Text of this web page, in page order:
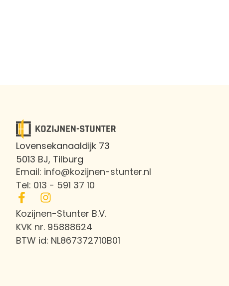
Lovensekanaaldijk 73
5013 BJ, Tilburg
Email: info@kozijnen-stunter.nl
Tel: 013 - 591 37 10
Kozijnen-Stunter B.V.
KVK nr. 95888624
BTW id: NL867372710B01